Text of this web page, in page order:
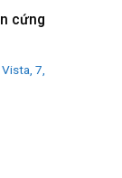
cứng
7,